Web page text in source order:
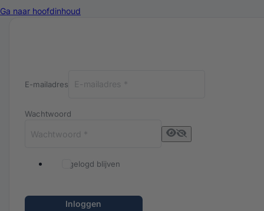
Ga naar hoofdinhoud
Inloggen bij Luxuriq
E-mailadres
Wachtwoord
Ingelogd blijven
Inloggen